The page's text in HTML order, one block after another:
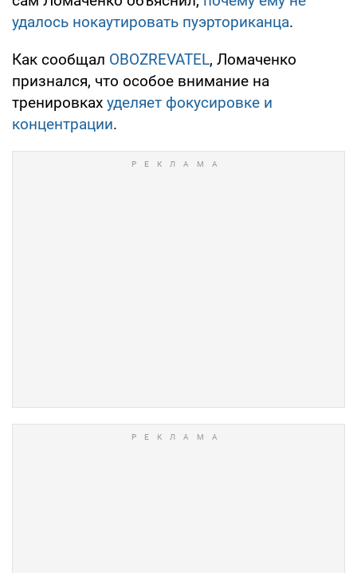
удалось нокаутировать пуэрториканца.
Как сообщал OBOZREVATEL, Ломаченко
признался, что особое внимание на
тренировках уделяет фокусировке и
концентрации.